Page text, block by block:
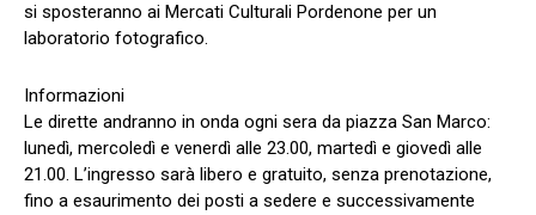
si sposteranno ai Mercati Culturali Pordenone per un
laboratorio fotografico.
Informazioni
Le dirette andranno in onda ogni sera da piazza San Marco:
lunedì, mercoledì e venerdì alle 23.00, martedì e giovedì alle
21.00. L’ingresso sarà libero e gratuito, senza prenotazione,
fino a esaurimento dei posti a sedere e successivamente